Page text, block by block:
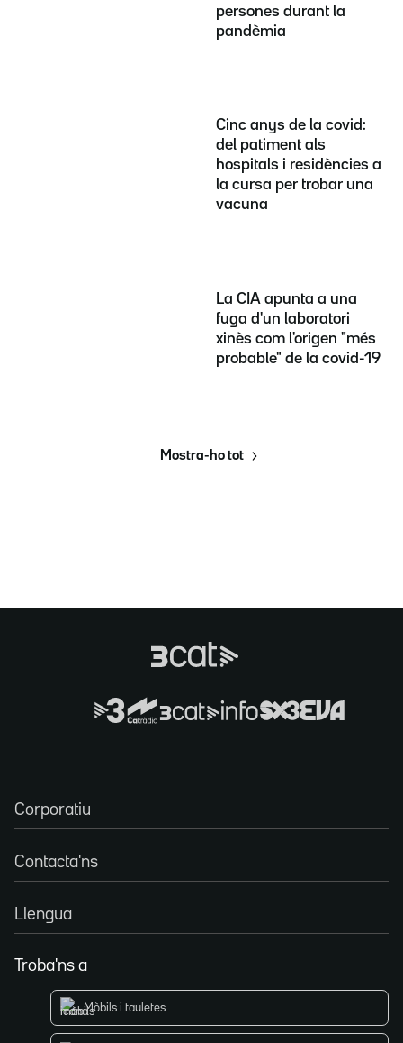
persones durant la
pandèmia
Cinc anys de la covid:
del patiment als
hospitals i residències a
la cursa per trobar una
vacuna
La CIA apunta a una
fuga d'un laboratori
xinès com l'origen "més
probable" de la covid-19
Mostra-ho tot
Corporatiu
Contacta'ns
Llengua
Troba'ns a
Mòbils i tauletes